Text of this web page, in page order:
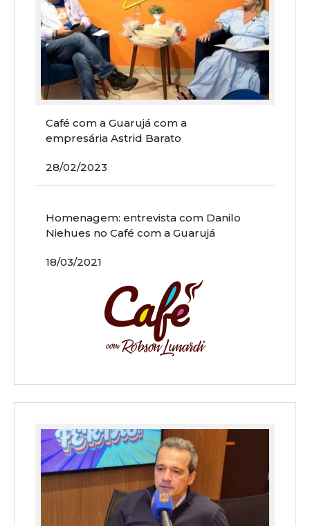
Café com a Guarujá com a
empresária Astrid Barato
28/02/2023
Homenagem: entrevista com Danilo
Niehues no Café com a Guarujá
18/03/2021